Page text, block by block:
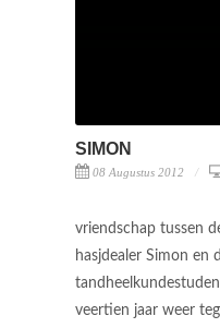
SIMON
08 Augustus 2012
vriendschap tussen
hasjdealer Simon en
veertien jaar weer